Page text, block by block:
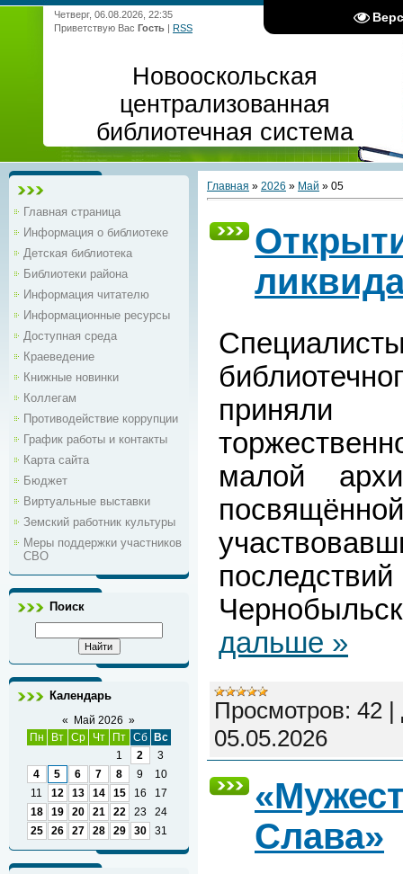
Четверг, 06.08.2026, 22:35
Приветствую Вас Гость | RSS
Новооскольская
централизованная
библиотечная система
Главная страница
Информация о библиотеке
Детская библиотека
Библиотеки района
Информация читателю
Информационные ресурсы
Доступная среда
Краеведение
Книжные новинки
Коллегам
Противодействие коррупции
График работы и контакты
Карта сайта
Бюджет
Виртуальные выставки
Земский работник культуры
Меры поддержки участников
СВО
Поиск
Календарь
« Май 2026 »
Пн
Вт Ср Чт Пт Сб
Вс
1
2
3
4
5 6 7 8 9
10
11
12 13 14 15 16
17
18
19 20 21 22 23
24
25
26 27 28 29 30 31
Главная » 2026 » Май » 05
малой
дальше »
Просмотров: 42 |
05.05.2026
Слава»